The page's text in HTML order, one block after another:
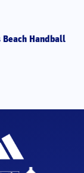
Handball